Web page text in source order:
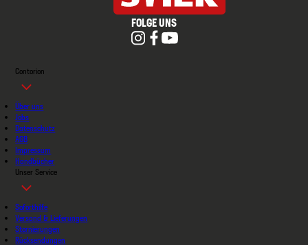
FOLGE UNS
Contorion
Über uns
Jobs
Datenschutz
AGB
Impressum
Handbücher
Unser Service
Soforthilfe
Versand & Lieferungen
Stornierungen
Rücksendungen